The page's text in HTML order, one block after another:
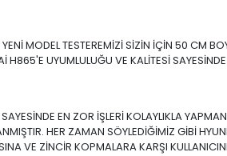
MODEL TESTEREMİZİ SİZİN İÇİN 50
H865'E UYUMLULUĞU VE KALİTESİ
EN ZOR İŞLERİ KOLAYLIKLA
HER ZAMAN SÖYLEDİĞİMİZ GİBİ
VE ZİNCİR KOPMALARA KARŞI